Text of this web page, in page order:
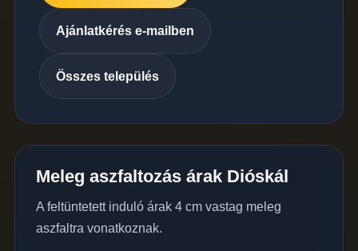
Ajánlatkérés e-mailben
Összes település
Meleg aszfaltozás árak Dióskál
A feltüntetett induló árak 4 cm vastag meleg
aszfaltra vonatkoznak.